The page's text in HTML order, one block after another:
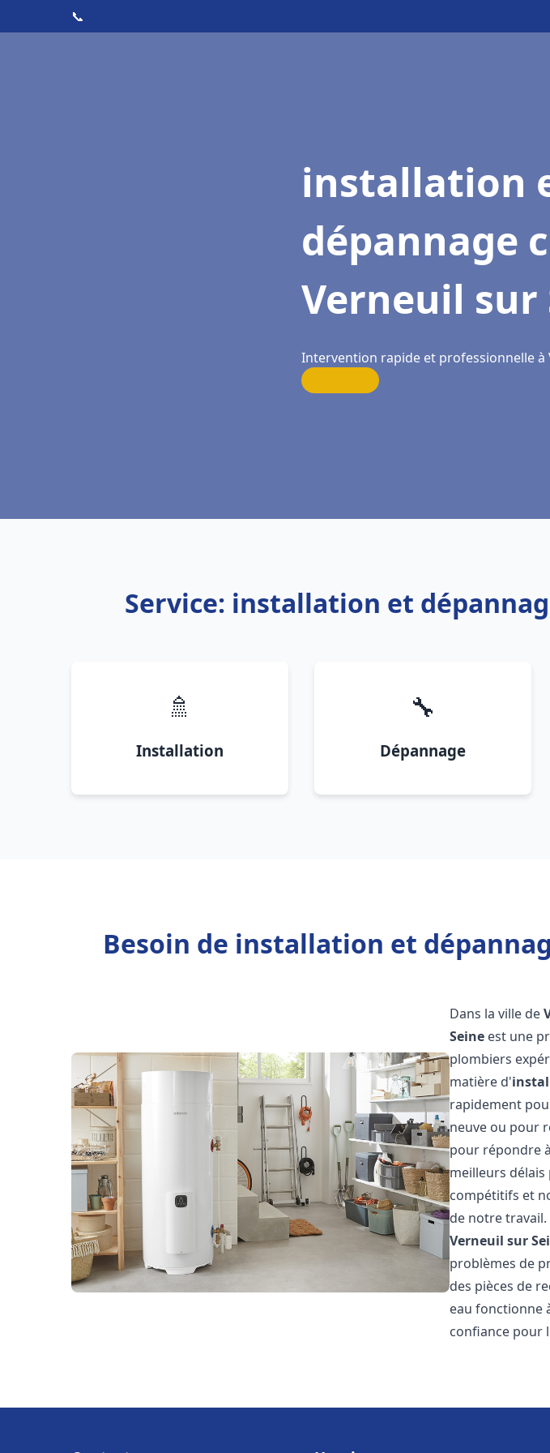
📞
installation
dépannage
Verneuil sur
Intervention rapide et professionnelle à
Service: installation et
🚿
Installation
🔧
Dépannage
Besoin de installation et
Dans la ville de
Seine est une
plombiers
matière d'
rapidement
neuve ou pour
pour répondre
meilleurs
compétitifs et
de notre
Verneuil sur
problèmes de
des pièces de
eau fonctionne
confiance pour